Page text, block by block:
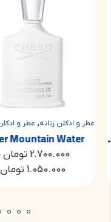
عطر و ادکلن زنانه,عطر و ادکلن
Mountain Water
2.700.000 تومان –
1.050.000 تومان